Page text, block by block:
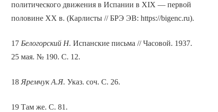
политического движения в Испании в XIX — первой
половине XX в. (Карлисты // БРЭ ЭВ: https://bigenc.ru).
17 Белогорский Н. Испанские письма // Часовой. 1937.
25 мая. № 190. С. 12.
18 Яремчук А.Я. Указ. соч. С. 26.
19 Там же. С. 81.